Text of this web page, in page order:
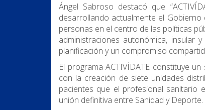
Ángel Sabroso destacó que
desarrollando actualmente el Gobierno
personas en el centro de las políticas
administraciones autonómica, insular
planificación y un compromiso
El programa ACTIVÍDATE constituye
con la creación de siete unidades
pacientes que el profesional sanitario
unión definitiva entre Sanidad y Deporte.